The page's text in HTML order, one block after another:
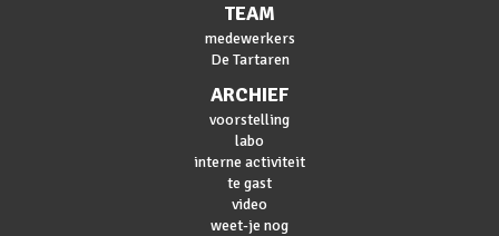
TEAM
medewerkers
De Tartaren
ARCHIEF
voorstelling
labo
interne activiteit
te gast
video
weet-je nog